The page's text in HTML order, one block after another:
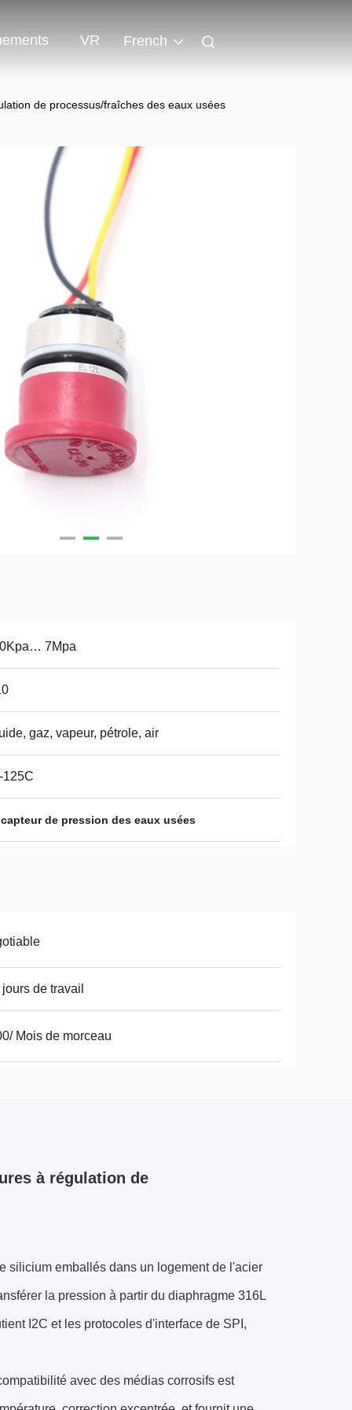
VR French
de processus/fraîches des eaux usées
7Mpa
gaz, vapeur, pétrole, air
125C
capteur de pression des eaux usées
de travail
Mois de morceau
à régulation de
silicium emballés dans un logement de l'acier
la pression à partir du diaphragme 316L
I2C et les protocoles d'interface de SPI,
avec des médias corrosifs est